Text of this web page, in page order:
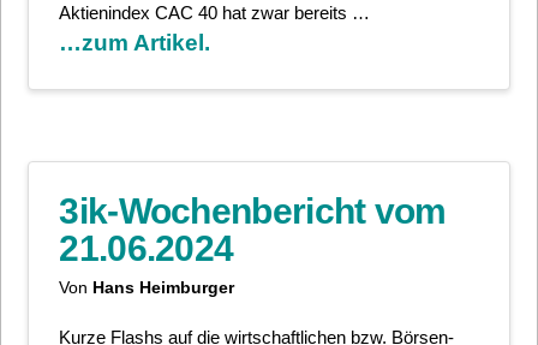
Aktienindex CAC 40 hat zwar bereits …
…zum Artikel.
3ik-Wochenbericht vom
21.06.2024
Von Hans Heimburger
Kurze Flashs auf die wirtschaftlichen bzw. Börsen-